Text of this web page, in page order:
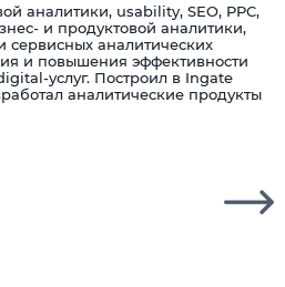
аналитики, usability, SEO, PPC,
и продуктовой аналитики,
сервисных аналитических
и повышения эффективности
услуг. Построил в Ingate
аналитические продукты